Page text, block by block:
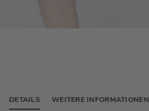
DETAILS WEITERE INFORMATIONEN